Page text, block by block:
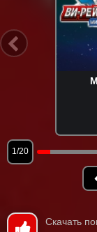
1/20
Скачать